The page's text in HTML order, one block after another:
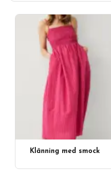
Klänning med smock